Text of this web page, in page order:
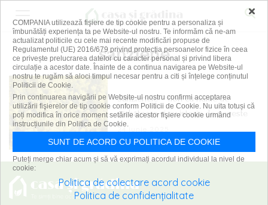
sanziene
Sânzienele – flori cu nume de
sărbătoare și cu istorie de poveste
24 iunie 2025
×
COMPANIA utilizează fişiere de tip cookie pentru a personaliza și
îmbunătăți experiența ta pe Website-ul nostru. Te informăm că ne-am
actualizat politicile cu cele mai recente modificări propuse de
Regulamentul (UE) 2016/679 privind protecția persoanelor fizice în ceea
ce privește prelucrarea datelor cu caracter personal și privind libera
circulație a acestor date. Înainte de a continua navigarea pe Website-ul
nostru te rugăm să aloci timpul necesar pentru a citi și înțelege conținutul
Politicii de Cookie.
Prin continuarea navigării pe Website-ul nostru confirmi acceptarea
utilizării fişierelor de tip cookie conform Politicii de Cookie. Nu uita totuși că
poți modifica în orice moment setările acestor fişiere cookie urmând
instrucțiunile din Politica de Cookie.
SUNT DE ACORD CU POLITICA DE COOKIE
Puteți merge chiar acum și să vă exprimați acordul individual la nivel de
cookie:
Politica de colectare acord cookie
Politica de confidențialitate